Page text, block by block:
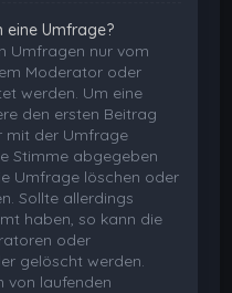
eine Umfrage?
Umfragen nur vom
Moderator oder
werden. Um eine
den ersten Beitrag
mit der Umfrage
Stimme abgegeben
Umfrage löschen oder
Sollte allerdings
haben, so kann die
oder
gelöscht werden.
von laufenden